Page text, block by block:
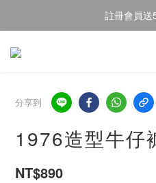
註冊會員送
註冊會員送
全館消費滿
分享到
1976造型牛仔
NT$890